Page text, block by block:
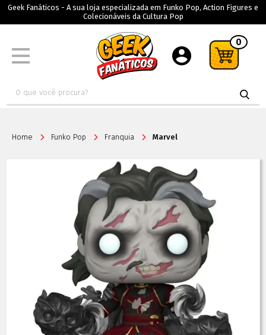
Geek Fanáticos - A sua loja especializada em Funko Pop, Action Figures e
Colecionáveis da Cultura Pop
0
Home Funko Pop Franquia Marvel